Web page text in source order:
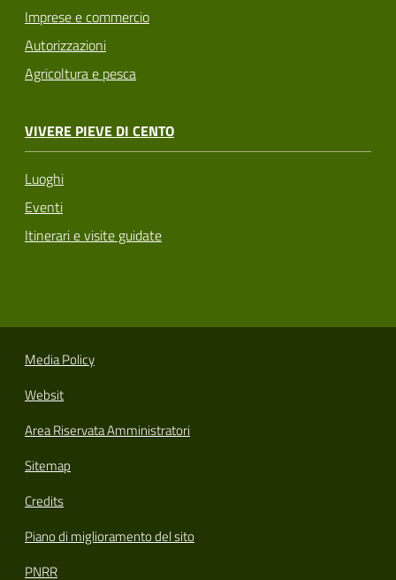
Imprese e commercio
Autorizzazioni
Agricoltura e pesca
VIVERE PIEVE DI CENTO
Luoghi
Eventi
Itinerari e visite guidate
Media Policy
Websit
Area Riservata Amministratori
Sitemap
Credits
Piano di miglioramento del sito
PNRR